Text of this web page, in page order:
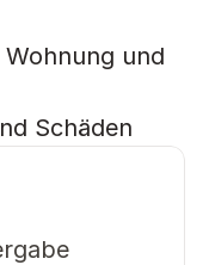
und
Schäden